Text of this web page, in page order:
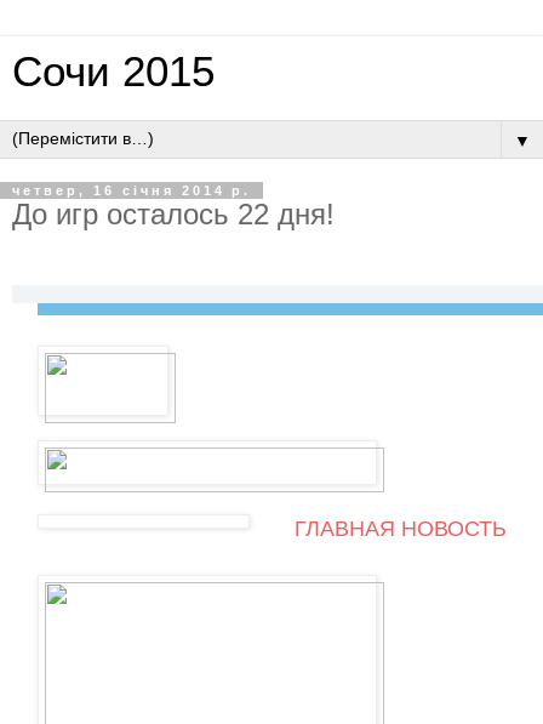
Сочи 2015
▼
четвер, 16 січня 2014 р.
До игр осталось 22 дня!
ГЛАВНАЯ НОВОСТЬ